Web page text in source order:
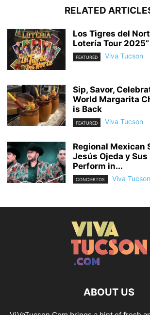
RELATED
Los Tigres del
Lotería Tour 2025”
FEATURED Viva Tucson
Sip, Savor,
World Margarita
is Back
FEATURED Viva Tucson
Regional Mexican
Jesús Ojeda y
Perform in...
CONCIERTOS Viva Tucson
ABOUT US